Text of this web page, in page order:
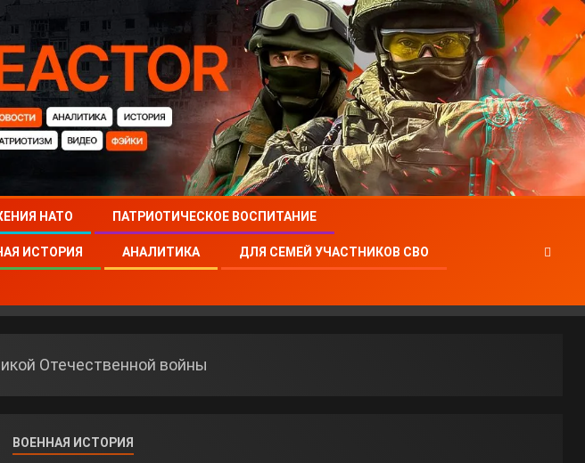
НАТО ПАТРИОТИЧЕСКОЕ ВОСПИТАНИЕ
ИСТОРИЯ АНАЛИТИКА ДЛЯ СЕМЕЙ УЧАСТНИКОВ СВО
Отечественной войны
ВОЕННАЯ ИСТОРИЯ